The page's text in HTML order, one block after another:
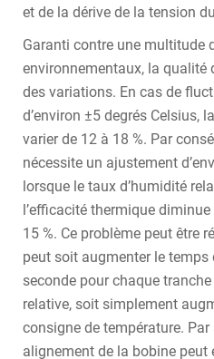
et de la dérive de la tension
Garanti contre une multitude
environnementaux, la qualité
des variations. En cas de
d’environ ±5 degrés Celsius,
varier de 12 à 18 %. Par
nécessite un ajustement
lorsque le taux d’humidité
l’efficacité thermique
15 %. Ce problème peut être
peut soit augmenter le temps
seconde pour chaque tranche
relative, soit simplement
consigne de température.
alignement de la bobine peut